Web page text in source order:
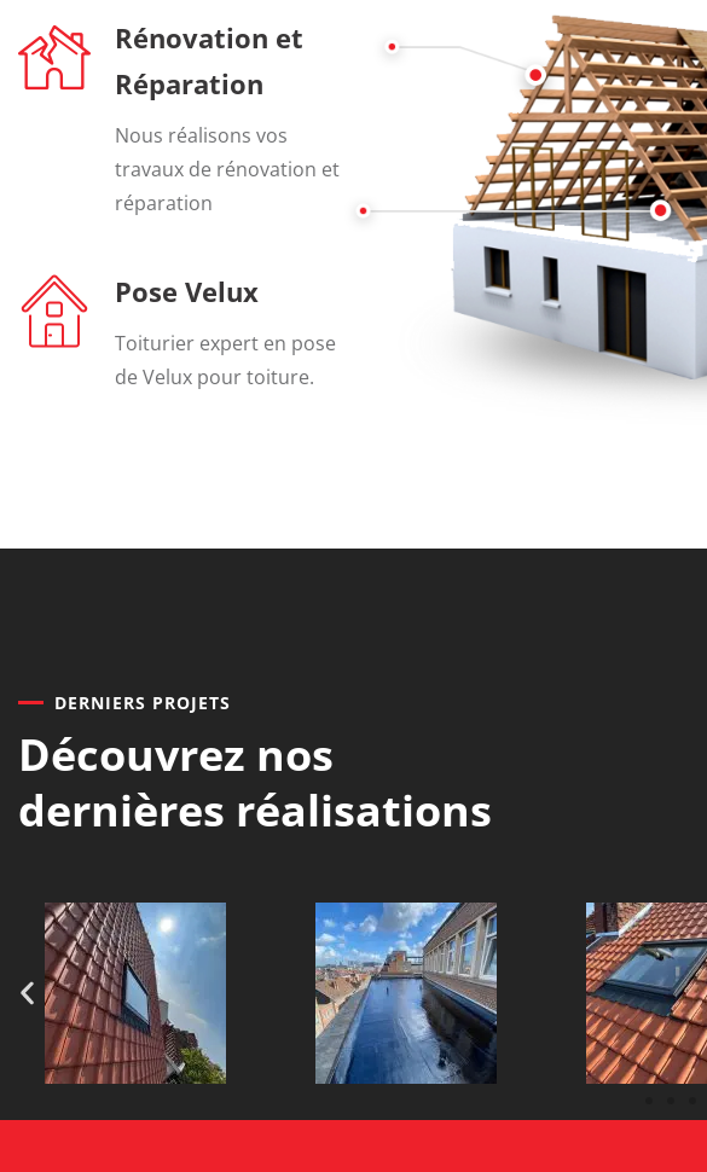
Rénovation et
Réparation
Nous réalisons vos
travaux de rénovation et
réparation
Pose Velux
Toiturier expert en pose
de Velux pour toiture.
DERNIERS PROJETS
Découvrez nos
dernières réalisations